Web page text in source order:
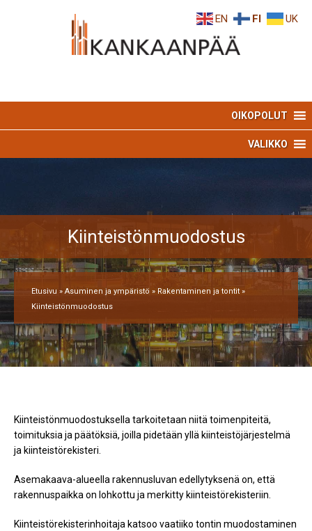
OIKOPOLUT
VALIKKO
Kiinteistönmuodostus
Etusivu » Asuminen ja ympäristö » Rakentaminen ja tontit »
Kiinteistönmuodostus
Kiinteistönmuodostuksella tarkoitetaan niitä toimenpiteitä,
toimituksia ja päätöksiä, joilla pidetään yllä kiinteistöjärjestelmä
ja kiinteistörekisteri.
Asemakaava-alueella rakennusluvan edellytyksenä on, että
rakennuspaikka on lohkottu ja merkitty kiinteistörekisteriin.
Kiinteistörekisterinhoitaja katsoo vaatiiko tontin muodostaminen
EN FI UK